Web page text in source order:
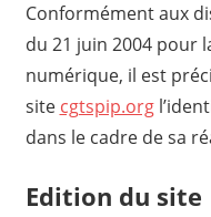
Conformément aux
du 21 juin 2004 pour
numérique, il est
site cgtspip.org
dans le cadre de sa
Edition du site